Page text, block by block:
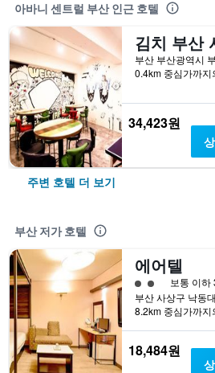
아바니 센트럴 부산 인근 호텔
0.4km 중심가까지
34,423원
주변 호텔 더 보기
부산 저가 호텔
에어텔
2​성급
보통 이하
8.2km 중심가까지
18,484원